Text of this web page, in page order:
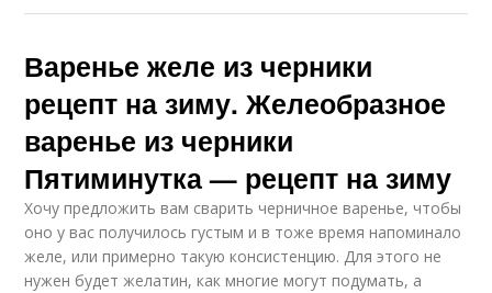
Варенье желе из черники
рецепт на зиму. Желеобразное
варенье из черники
Пятиминутка — рецепт на зиму
Хочу предложить вам сварить черничное варенье, чтобы
оно у вас получилось густым и в тоже время напоминало
желе, или примерно такую консистенцию. Для этого не
нужен будет желатин, как многие могут подумать, а